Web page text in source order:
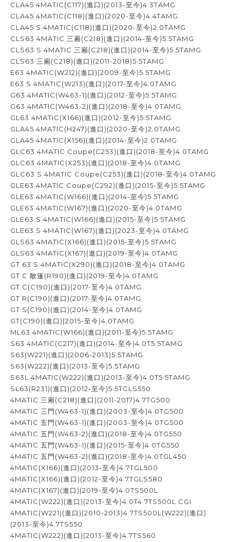
CLA45 4MATIC(C117)(進口)(2013-至今)4.3TAMG
CLA45 4MATIC(C118)(進口)(2020-至今)4.4TAMG
CLA45 S 4MATIC(C118)(進口)(2020-至今)2.0TAMG
CLS63 4MATIC 三廂(C218)(進口)(2014-至今)5.5TAMG
CLS63 S 4MATIC 三廂(C218)(進口)(2014-至今)5.5TAMG
CLS63 三廂(C218)(進口)(2011-2018)5.5TAMG
E63 4MATIC(W212)(進口)(2009-至今)5.5TAMG
E63 S 4MATIC(W213)(進口)(2017-至今)4.0TAMG
G63 4MATIC(W463-1)(進口)(2012-至今)5.5TAMG
G63 4MATIC(W463-2)(進口)(2018-至今)4.0TAMG
GL63 4MATIC(X166)(進口)(2012-至今)5.5TAMG
GLA45 4MATIC(H247)(進口)(2020-至今)2.0TAMG
GLA45 4MATIC(X156)(進口)(2014-至今)2.0TAMG
GLC63 4MATIC Coupe(C253)(進口)(2018-至今)4.0TAMG
GLC63 4MATIC(X253)(進口)(2018-至今)4.0TAMG
GLC63 S 4MATIC Coupe(C253)(進口)(2018-至今)4.0TAMG
GLE63 4MATIC Coupe(C292)(進口)(2015-至今)5.5TAMG
GLE63 4MATIC(W166)(進口)(2014-至今)5.5TAMG
GLE63 4MATIC(W167)(進口)(2020-至今)4.0TAMG
GLE63 S 4MATIC(W166)(進口)(2015-至今)5.5TAMG
GLE63 S 4MATIC(W167)(進口)(2023-至今)4.0TAMG
GLS63 4MATIC(X166)(進口)(2015-至今)5.5TAMG
GLS63 4MATIC(X167)(進口)(2019-至今)4.0TAMG
GT 63 S 4MATIC(X290)(進口)(2018-至今)4.0TAMG
GT C 敞篷(R190)(進口)(2019-至今)4.0TAMG
GT C(C190)(進口)(2017-至今)4.0TAMG
GT R(C190)(進口)(2017-至今)4.0TAMG
GT S(C190)(進口)(2014-至今)4.0TAMG
GT(C190)(進口)(2015-至今)4.0TAMG
ML63 4MATIC(W166)(進口)(2011-至今)5.5TAMG
S63 4MATIC(C217)(進口)(2014-至今)4.0T5.5TAMG
S63(W221)(進口)(2006-2013)5.5TAMG
S63(W222)(進口)(2013-至今)5.5TAMG
S63L 4MATIC(W222)(進口)(2013-至今)4.0T5.5TAMG
SL63(R231)(進口)(2012-至今)5.5TCLS550
4MATIC 三廂(C218)(進口)(2011-2017)4.7TG500
4MATIC 三門(W463-1)(進口)(2003-至今)4.0TG500
4MATIC 五門(W463-1)(進口)(2003-至今)4.0TG500
4MATIC 五門(W463-2)(進口)(2018-至今)4.0TG550
4MATIC 五門(W463-1)(進口)(2015-至今)4.0TG550
4MATIC 五門(W463-2)(進口)(2018-至今)4.0TGL450
4MATIC(X166)(進口)(2013-至今)4.7TGL500
4MATIC(X166)(進口)(2012-至今)4.7TGLS580
4MATIC(X167)(進口)(2019-至今)4.0TS500L
4MATIC(W222)(進口)(2013-至今)4.0T4.7TS500L CGI
4MATIC(W221)(進口)(2010-2013)4.7TS500L(W222)(進口)
(2013-至今)4.7TS550
4MATIC(W222)(進口)(2013-至今)4.7TS560